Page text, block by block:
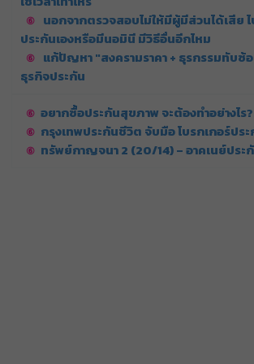
นอกจากตรวจสอบไม่ให้มีผู้มีส่วนได้เสีย
ประกันเองหรือมีนอมินี มีวิธีอื่นอีกไหม
แก้ปัญหา "สงครามราคา + ธุรกรรมทับซ้
ธุรกิจประกัน
อยากซื้อประกันสุขภาพ จะต้องทำอย่างไร
กรุงเทพประกันชีวิต จับมือ โบรกเกอร์ปร
ทรัพย์กาญจนา 2 (20/14) – อาคเนย์ประ